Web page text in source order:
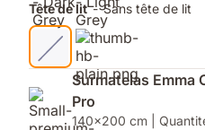
Tête de lit - Sans tête de lit
Surmatelas Emma
Pro
140x200 cm |